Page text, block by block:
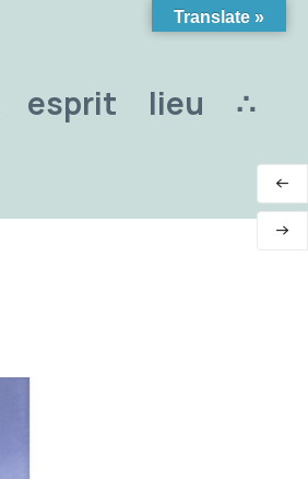
esprit lieu ∴
Translate »